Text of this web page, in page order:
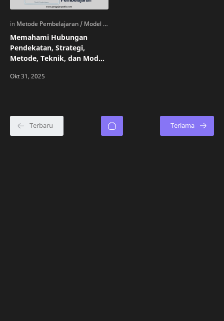
Memahami Hubungan
Pendekatan, Strategi,
Metode, Teknik, dan Model